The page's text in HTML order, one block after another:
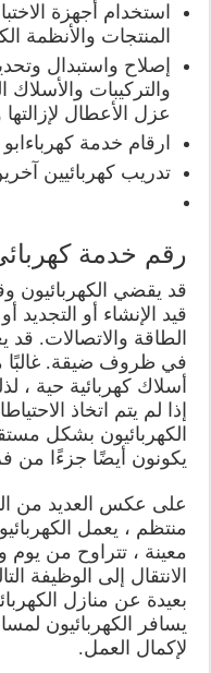
استخدام أجهزة
المنتجات والأنظمة
إصلاح واستبدال
والتركيبات والأسلاك
عزل الأعطال لإزالتها
ارقام خدمة
تدريب كهربائيين
رقم خدمة
قد يقضي الكهربائيون
قيد الإنشاء أو
الطاقة والاتصالات.
في ظروف ضيقة. غالبًا
أسلاك كهربائية حية ،
إذا لم يتم اتخاذ
الكهربائيون بشكل
يكونون أيضًا جزءًا من
على عكس العديد من
منتظم ، يعمل
معينة ، تتراوح من
الانتقال إلى الوظيفة
بعيدة عن منازل
لإكمال العمل.